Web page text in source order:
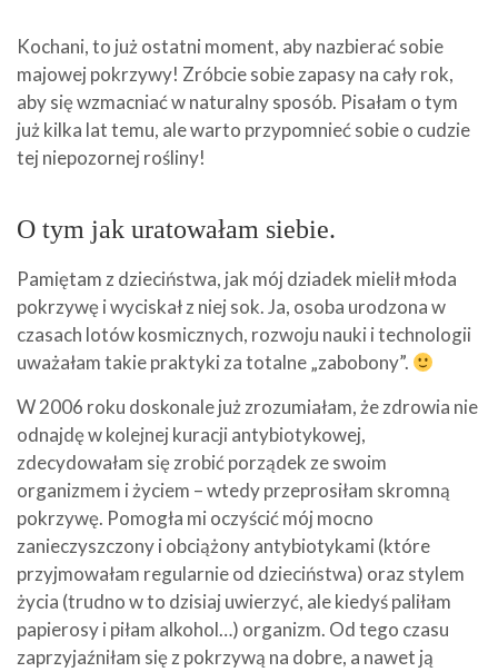
Kochani, to już ostatni moment, aby nazbierać sobie
majowej pokrzywy! Zróbcie sobie zapasy na cały rok,
aby się wzmacniać w naturalny sposób. Pisałam o tym
już kilka lat temu, ale warto przypomnieć sobie o cudzie
tej niepozornej rośliny!
O tym jak uratowałam siebie.
Pamiętam z dzieciństwa, jak mój dziadek mielił młoda
pokrzywę i wyciskał z niej sok. Ja, osoba urodzona w
czasach lotów kosmicznych, rozwoju nauki i technologii
uważałam takie praktyki za totalne „zabobony”.
W 2006 roku doskonale już zrozumiałam, że zdrowia nie
odnajdę w kolejnej kuracji antybiotykowej,
zdecydowałam się zrobić porządek ze swoim
organizmem i życiem – wtedy przeprosiłam skromną
pokrzywę. Pomogła mi oczyścić mój mocno
zanieczyszczony i obciążony antybiotykami (które
przyjmowałam regularnie od dzieciństwa) oraz stylem
życia (trudno w to dzisiaj uwierzyć, ale kiedyś paliłam
papierosy i piłam alkohol…) organizm. Od tego czasu
zaprzyjaźniłam się z pokrzywą na dobre, a nawet ją